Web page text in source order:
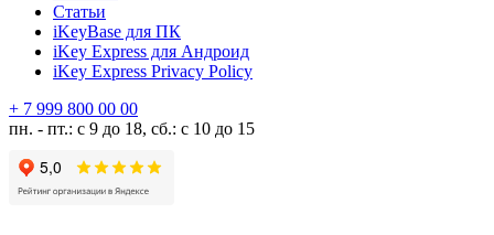
Статьи
iKeyBase для ПК
iKey Express для Андроид
iKey Express Privacy Policy
+ 7 999 800 00 00
пн. - пт.: с 9 до 18, сб.: с 10 до 15